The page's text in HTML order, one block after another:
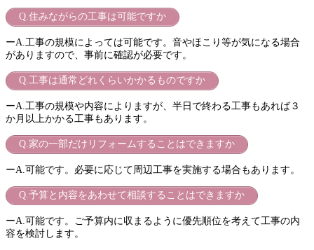
Q.住みながらの工事は可能ですか
ーA.工事の規模によっては可能です。音やほこり等が気になる場合
がありますので、事前に確認が必要です。
Q.工事は通常どれくらいかかるものですか
ーA.工事の規模や内容によりますが、半日で終わる工事もあれば３
か月以上かかる工事もあります。
Q.家の一部だけリフォームすることはできますか
ーA.可能です。必要に応じて周辺工事を実施する場合もあります。
Q.予算と内容をあわせて相談することはできますか
ーA.可能です。ご予算内に収まるように優先順位を考えて工事の内
容を検討します。